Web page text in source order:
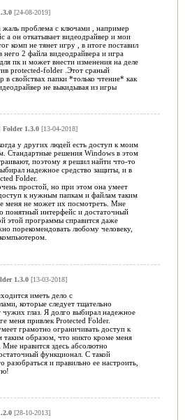
[24-08-2019]
жаль проблема с ключами , например
а он откатывает видеодрайвер и мои
комп не тянет игру , в итоге поставил
него 2 файла видеодрайвера и игра
пк и может внести изменения на деле
protected-folder .Этот сраный
в свойствах папки *только чтение* как
не выкидывая из игры
Folder 1.3.0[13-04-2018]
у других людей есть доступ к моим
Стандартные решения Windows в этом
поэтому я решил найти что-то
надежное средство защиты, и в
Folder.
простой, но при этом она умеет
к нужным папкам и файлам таким
меня не может их посмотреть. Мне
понятный интерфейс и достаточный
этой программы справится даже
порекомендовать любому человеку,
1.3.0[13-03-2018]
иметь дело с
которые следует тщательно
чужих глаз. Я долго выбирал надежное
меня привлек Protected Folder.
грамотно ограничивать доступ к
образом, что никто кроме меня
нравится здесь абсолютно
функционал. С такой
и правильно ее настроить,
[28-10-2013]